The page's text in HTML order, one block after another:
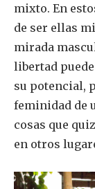
mixto. En
de ser ellas
mirada
libertad
su potencial,
feminidad de
cosas que
en otros